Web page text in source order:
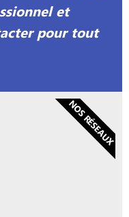
et
pour tout
NOS RÉSEAUX